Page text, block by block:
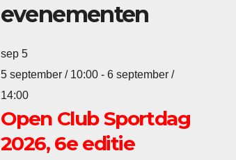
evenementen
sep 5
5 september / 10:00- 6 september /
14:00
Open Club Sportdag
2026, 6e editie